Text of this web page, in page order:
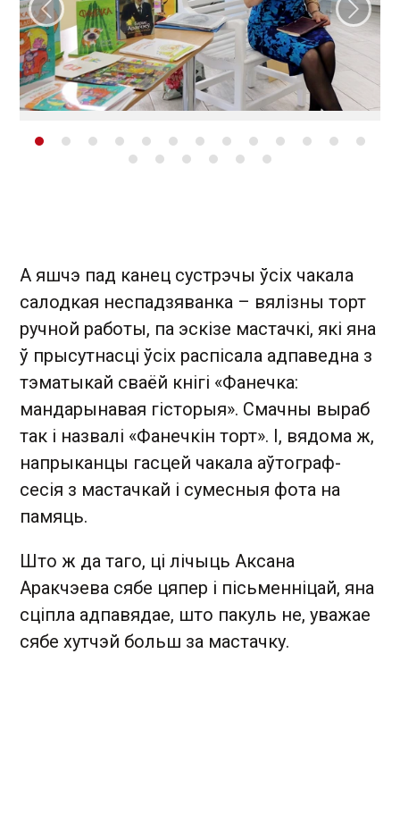
Папярэдні слайд
А яшчэ пад канец сустрэчы ўсіх чакала
салодкая неспадзяванка – вялізны торт
ручной работы, па эскізе мастачкі, які яна
ў прысутнасці ўсіх распісала адпаведна з
тэматыкай сваёй кнігі «Фанечка:
мандарынавая гісторыя». Смачны выраб
так і назвалі «Фанечкін торт». І, вядома ж,
напрыканцы гасцей чакала аўтограф-
сесія з мастачкай і сумесныя фота на
памяць.
Што ж да таго, ці лічыць Аксана
Аракчэева сябе цяпер і пісьменніцай, яна
сціпла адпавядае, што пакуль не, уважае
сябе хутчэй больш за мастачку.